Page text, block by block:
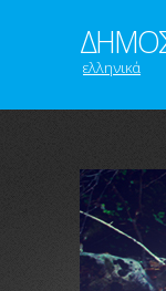
ελληνικά